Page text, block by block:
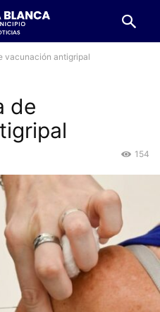
vacunación antigripal
de
154